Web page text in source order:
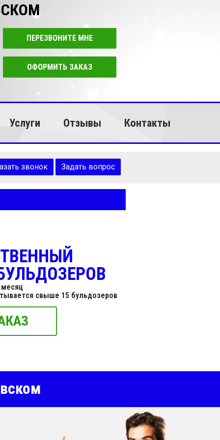
ПЕРЕЗВОНИТЕ МНЕ
ОФОРМИТЬ ЗАКАЗ
Услуги Отзывы Контакты
звонок Задать вопрос
месяц
свыше 15 бульдозеров